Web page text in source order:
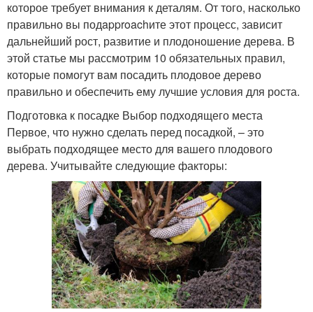
которое требует внимания к деталям. От того, насколько
правильно вы подapproachите этот процесс, зависит
дальнейший рост, развитие и плодоношение дерева. В
этой статье мы рассмотрим 10 обязательных правил,
которые помогут вам посадить плодовое дерево
правильно и обеспечить ему лучшие условия для роста.
Подготовка к посадке Выбор подходящего места
Первое, что нужно сделать перед посадкой, – это
выбрать подходящее место для вашего плодового
дерева. Учитывайте следующие факторы: